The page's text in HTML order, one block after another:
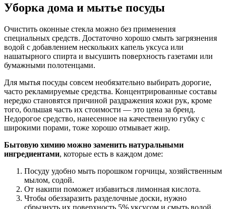
Уборка дома и мытье посуды
Очистить оконные стекла можно без применения
специальных средств. Достаточно хорошо смыть загрязнения
водой с добавлением нескольких капель уксуса или
нашатырного спирта и высушить поверхность газетами или
бумажными полотенцами.
Для мытья посуды совсем необязательно выбирать дорогие,
часто рекламируемые средства. Концентрированные составы
нередко становятся причиной раздражения кожи рук, кроме
того, большая часть их стоимости — это цена за бренд.
Недорогое средство, нанесенное на качественную губку с
широкими порами, тоже хорошо отмывает жир.
Бытовую химию можно заменить натуральными
ингредиентами, которые есть в каждом доме:
Посуду удобно мыть порошком горчицы, хозяйственным
мылом, содой.
От накипи поможет избавиться лимонная кислота.
Чтобы обеззаразить разделочные доски, нужно
сбрызнуть их поверхность 5% уксусом и смыть водой.